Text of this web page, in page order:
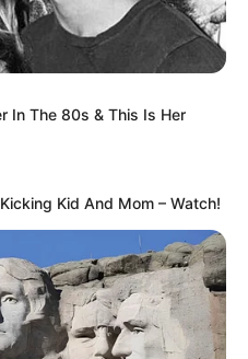
Gagal
In The 80s & This Is Her
Kid And Mom – Watch!